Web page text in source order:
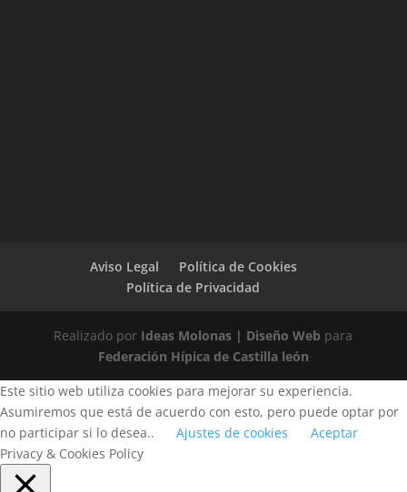
Aviso Legal
Política de Cookies
Política de Privacidad
Realizado por Ideas Molonas | Diseño Web para
Federación Hípica de Castilla león
Este sitio web utiliza cookies para mejorar su experiencia.
Asumiremos que está de acuerdo con esto, pero puede optar por
no participar si lo desea..
Ajustes de cookies
Aceptar
Privacy & Cookies Policy